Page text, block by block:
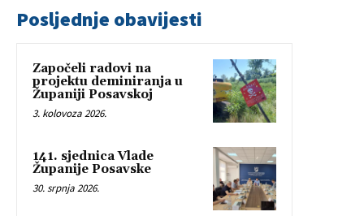
Posljednje obavijesti
Započeli radovi na
projektu deminiranja u
Županiji Posavskoj
3. kolovoza 2026.
141. sjednica Vlade
Županije Posavske
30. srpnja 2026.